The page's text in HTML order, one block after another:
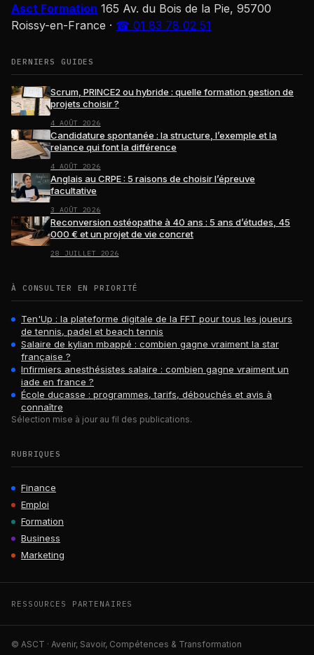
Asct Formation 165 Av. du Bois de la Pie, 95700
Roissy-en-France · ☎ 01 83 78 02 51
DERNIERS GUIDES
Scrum, PRINCE2 ou hybride : quelle formation gestion de
projets choisir ?
4 AOÛT 2026
Candidature spontanée : la structure, l’exemple et la
relance qui font la différence
4 AOÛT 2026
Anglais au CRPE : 5 raisons de choisir l’épreuve
facultative
3 AOÛT 2026
Reconversion ostéopathe à 40 ans : 5 ans d’études, 45
000 € et un projet de vie concret
28 JUILLET 2026
À CONSULTER EN PRIORITÉ
Ten'Up : la plateforme digitale de la FFT pour tous les joueurs
de tennis, padel et beach tennis
Salaire de kylian mbappé : combien gagne vraiment la star
française ?
Infirmiers anesthésistes salaire : combien gagne vraiment un
iade en france ?
École ducasse : programmes, tarifs, débouchés et avis à
connaître
Sélection mise à jour au fil des publications.
RUBRIQUES
Finance
Emploi
Formation
Business
Marketing
RESSOURCES PARTENAIRES
© ASCT · Avenir, Savoir, Compétences & Transformation